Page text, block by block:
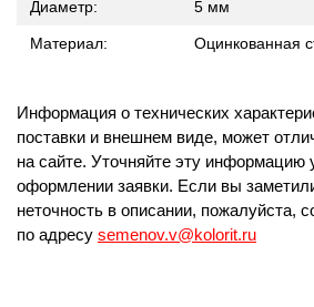
Диаметр: 5 мм
Материал: Оцинкованная
Информация о технических
поставки и внешнем виде, может
на сайте. Уточняйте эту информацию
оформлении заявки. Если вы
неточность в описании, пожалуйста,
по адресу semenov.v@kolorit.ru